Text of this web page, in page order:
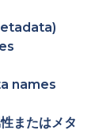
names
またはメタ